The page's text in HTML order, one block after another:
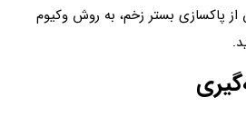
پاکسازی بستر زخم، به روش وکیوم